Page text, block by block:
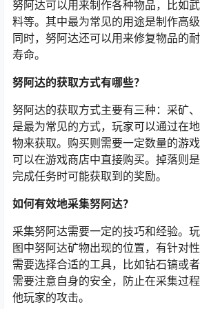
努阿达可以用来制作各种物品，比如
料等。其中最为常见的用途是制作高级
同时，努阿达还可以用来修复物品的
寿命。
努阿达的获取方式有哪些？
努阿达的获取方式主要有三种：采矿
是最为常见的方式，玩家可以通过在
物来获取。购买则需要一定数量的游戏
可以在游戏商店中直接购买。掉落则
完成任务时可能获取到的奖励。
如何有效地采集努阿达？
采集努阿达需要一定的技巧和经验。
图中努阿达矿物出现的位置，有针对
需要选择合适的工具，比如钻石镐或
需要注意自身的安全，防止在采集过
他玩家的攻击。